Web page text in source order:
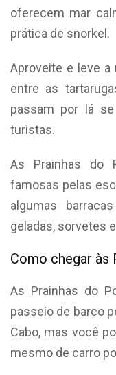
oferecem mar
prática de snorkel.
Aproveite e leve a
entre as
passam por lá
turistas.
As Prainhas do
famosas pelas
algumas
geladas, sorvetes
Como chegar às
As Prainhas do
passeio de barco
Cabo, mas você
mesmo de carro